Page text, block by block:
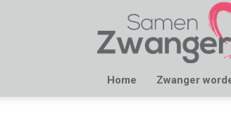
Samen
Home Zwanger